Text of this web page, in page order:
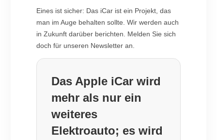
Eines ist sicher: Das iCar ist ein Projekt, das
man im Auge behalten sollte. Wir werden auch
in Zukunft darüber berichten. Melden Sie sich
doch für unseren Newsletter an.
Das Apple iCar wird
mehr als nur ein
weiteres
Elektroauto; es wird